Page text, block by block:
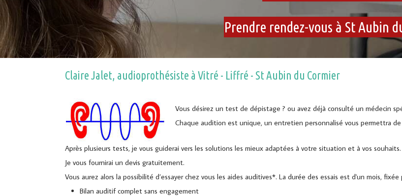
Prendre rendez-vous à St Aubin
Claire Jalet, audioprothésiste à Vitré - Liffré - St Aubin du Cormier
Vous désirez un test de dépistage ? ou avez déjà consulté un médecin
Chaque audition est unique, un entretien personnalisé vous permettra
Après plusieurs tests, je vous guiderai vers les solutions les mieux adaptées à votre situation et à vos souhaits.
Je vous fournirai un devis gratuitement.
Vous aurez alors la possibilité d’essayer chez vous les aides auditives*. La durée des essais est d'un mois,
Bilan auditif complet sans engagement